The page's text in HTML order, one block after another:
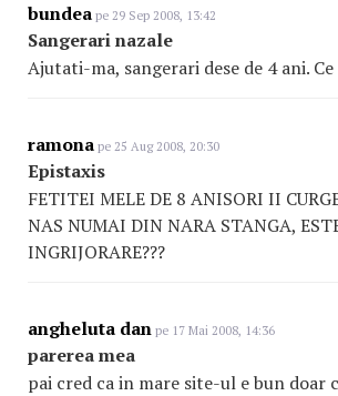
bundea pe 29 Sep 2008, 13:42
Sangerari nazale
Ajutati-ma, sangerari dese de 4 ani. Ce
ramona pe 25 Aug 2008, 20:30
Epistaxis
FETITEI MELE DE 8 ANISORI II
NAS NUMAI DIN NARA STANGA,
INGRIJORARE???
angheluta dan pe 17 Mai 2008, 14:36
parerea mea
pai cred ca in mare site-ul e bun doar